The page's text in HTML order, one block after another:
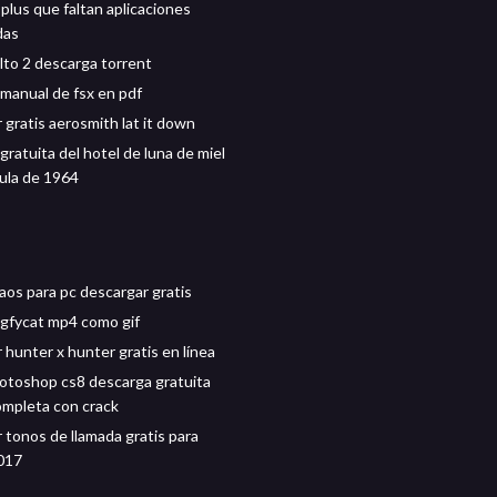
que faltan aplicaciones
2 descarga torrent
de fsx en pdf
gratis aerosmith lat it down
del hotel de luna de miel
de 1964
para pc descargar gratis
mp4 como gif
hunter x hunter gratis en línea
cs8 descarga gratuita
con crack
tonos de llamada gratis para